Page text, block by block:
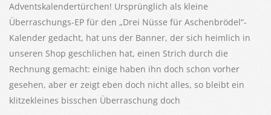
Adventskalendertürchen! Ursprünglich als kleine
Überraschungs-EP für den „Drei Nüsse für Aschenbrödel“-
Kalender gedacht, hat uns der Banner, der sich heimlich in
unseren Shop geschlichen hat, einen Strich durch die
Rechnung gemacht: einige haben ihn doch schon vorher
gesehen, aber er zeigt eben doch nicht alles, so bleibt ein
klitzekleines bisschen Überraschung doch